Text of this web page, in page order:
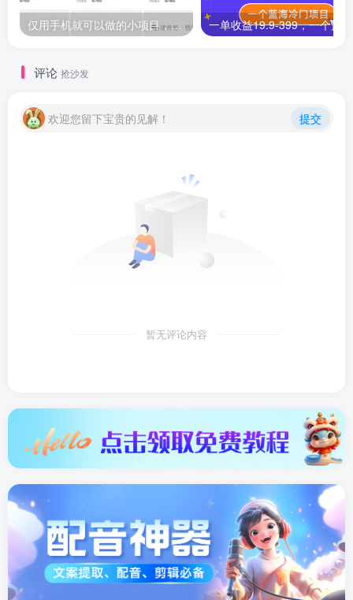
仅用手机就可以做的小项目，当天就能见钱，每天100-300
评论 抢沙发
欢迎您留下宝贵的见解！ 提交
暂无评论内容